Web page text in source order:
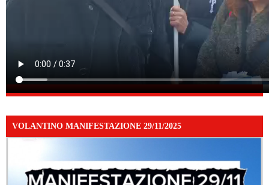
VOLANTINO MANIFESTAZIONE 29/11/2025